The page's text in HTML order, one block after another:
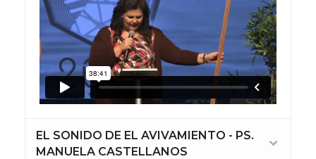
EL SONIDO DE EL AVIVAMIENTO - PS.
MANUELA CASTELLANOS